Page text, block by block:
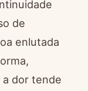
de
enlutada
dor tende